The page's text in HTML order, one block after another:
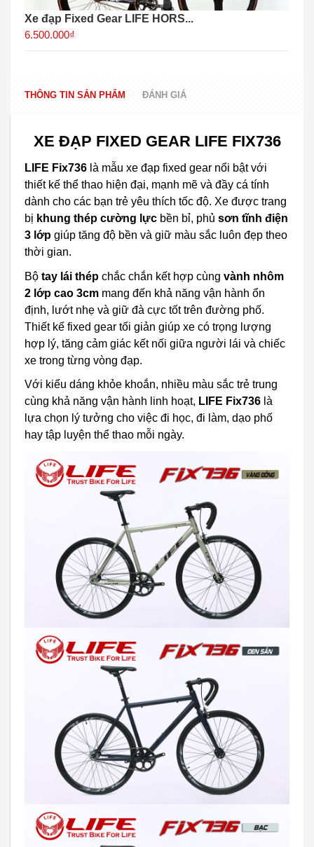
Xe đạp Fixed Gear LIFE HORS...
6.500.000₫
THÔNG TIN SẢN PHẨM ĐÁNH GIÁ
XE ĐẠP FIXED GEAR LIFE FIX736
LIFE Fix736 là mẫu xe đạp fixed gear nổi bật với
thiết kế thể thao hiện đại, mạnh mẽ và đầy cá tính
dành cho các bạn trẻ yêu thích tốc độ. Xe được trang
bị khung thép cường lực bền bỉ, phủ sơn tĩnh điện
3 lớp giúp tăng độ bền và giữ màu sắc luôn đẹp theo
thời gian.
Bộ tay lái thép chắc chắn kết hợp cùng vành nhôm
2 lớp cao 3cm mang đến khả năng vận hành ổn
định, lướt nhẹ và giữ đà cực tốt trên đường phố.
Thiết kế fixed gear tối giản giúp xe có trọng lượng
hợp lý, tăng cảm giác kết nối giữa người lái và chiếc
xe trong từng vòng đạp.
Với kiểu dáng khỏe khoắn, nhiều màu sắc trẻ trung
cùng khả năng vận hành linh hoạt, LIFE Fix736 là
lựa chọn lý tưởng cho việc đi học, đi làm, dạo phố
hay tập luyện thể thao mỗi ngày.